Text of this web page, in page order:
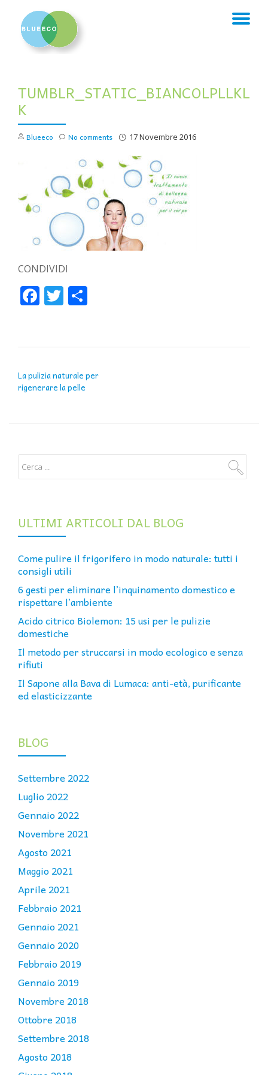
TUMBLR_STATIC_BIANCOLPLLKL
K
Blueeco 17 Novembre 2016
No comments
CONDIVIDI
FacebookTwitter
La pulizia naturale per
rigenerare la pelle
ULTIMI ARTICOLI DAL BLOG
Come pulire il frigorifero in modo naturale: tutti i
consigli utili
6 gesti per eliminare l’inquinamento domestico e
rispettare l’ambiente
Acido citrico Biolemon: 15 usi per le pulizie
domestiche
Il metodo per struccarsi in modo ecologico e senza
rifiuti
Il Sapone alla Bava di Lumaca: anti-età, purificante
ed elasticizzante
BLOG
Settembre 2022
Luglio 2022
Gennaio 2022
Novembre 2021
Agosto 2021
Maggio 2021
Aprile 2021
Febbraio 2021
Gennaio 2021
Gennaio 2020
Febbraio 2019
Gennaio 2019
Novembre 2018
Ottobre 2018
Settembre 2018
Agosto 2018